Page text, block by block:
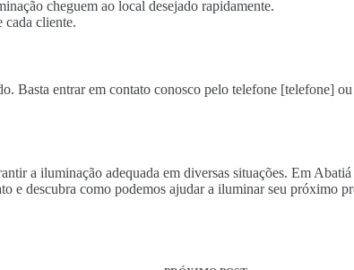
cheguem ao local desejado rapidamente.
cada cliente.
Basta entrar em contato conosco pelo telefone [telefone]
a iluminação adequada em diversas situações. Em
e descubra como podemos ajudar a iluminar seu próximo